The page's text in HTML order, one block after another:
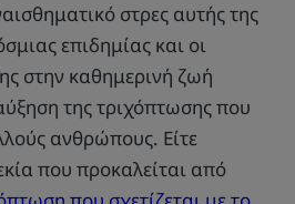
στρες αυτής της
επιδημίας και οι
στην καθημερινή ζωή
της τριχόπτωσης που
ανθρώπους. Είτε
που προκαλείται από